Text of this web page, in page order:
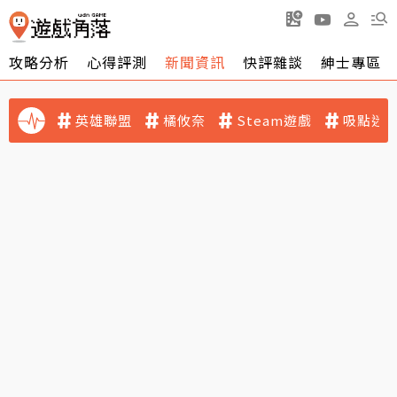
攻略分析 心得評測 新聞資訊 快評雜談 紳士專區
英雄聯盟 橘攸奈 Steam遊戲 吸點迷